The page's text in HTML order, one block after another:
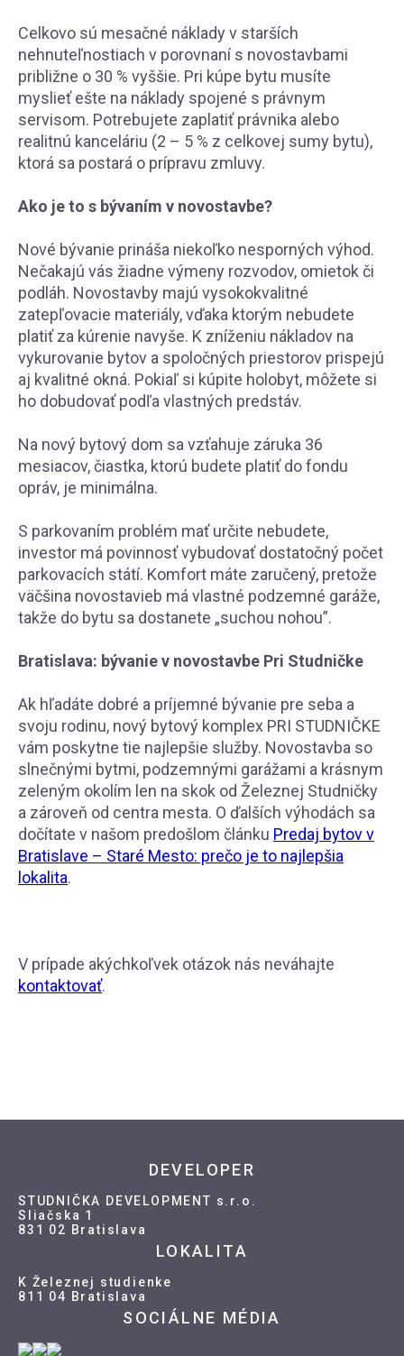
Celkovo sú mesačné náklady v starších
nehnuteľnostiach v porovnaní s novostavbami
približne o 30 % vyššie. Pri kúpe bytu musíte
myslieť ešte na náklady spojené s právnym
servisom. Potrebujete zaplatiť právnika alebo
realitnú kanceláriu (2 – 5 % z celkovej sumy bytu),
ktorá sa postará o prípravu zmluvy.
Ako je to s bývaním v novostavbe?
Nové bývanie prináša niekoľko nesporných výhod.
Nečakajú vás žiadne výmeny rozvodov, omietok či
podláh. Novostavby majú vysokokvalitné
zatepľovacie materiály, vďaka ktorým nebudete
platiť za kúrenie navyše. K zníženiu nákladov na
vykurovanie bytov a spoločných priestorov prispejú
aj kvalitné okná. Pokiaľ si kúpite holobyt, môžete si
ho dobudovať podľa vlastných predstáv.
Na nový bytový dom sa vzťahuje záruka 36
mesiacov, čiastka, ktorú budete platiť do fondu
opráv, je minimálna.
S parkovaním problém mať určite nebudete,
investor má povinnosť vybudovať dostatočný počet
parkovacích státí. Komfort máte zaručený, pretože
väčšina novostavieb má vlastné podzemné garáže,
takže do bytu sa dostanete „suchou nohou”.
Bratislava: bývanie v novostavbe Pri Studničke
Ak hľadáte dobré a príjemné bývanie pre seba a
svoju rodinu, nový bytový komplex PRI STUDNIČKE
vám poskytne tie najlepšie služby. Novostavba so
slnečnými bytmi, podzemnými garážami a krásnym
zeleným okolím len na skok od Železnej Studničky
a zároveň od centra mesta. O ďalších výhodách sa
dočítate v našom predošlom článku Predaj bytov v
Bratislave – Staré Mesto: prečo je to najlepšia
lokalita.
V prípade akýchkoľvek otázok nás neváhajte
kontaktovať.
DEVELOPER
STUDNIČKA DEVELOPMENT s.r.o.
Sliačska 1
831 02 Bratislava
LOKALITA
K Železnej studienke
811 04 Bratislava
SOCIÁLNE MÉDIA